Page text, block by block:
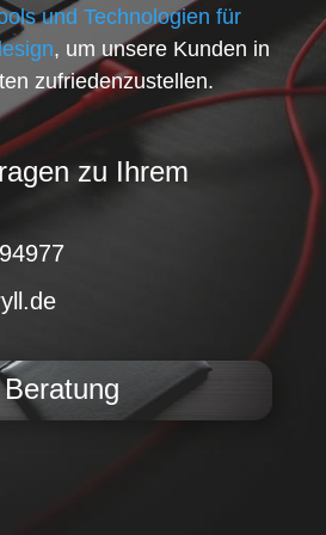
und Technologien für
, um unsere Kunden in
zufriedenzustellen.
zu Ihrem